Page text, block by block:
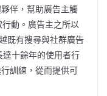
伴，幫助廣告主觸
動。廣告主之所以
既有搜尋與社群廣告
十餘年的使用者行
訓練，從而提供可